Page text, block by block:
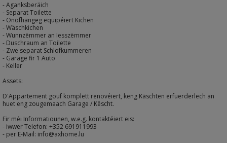
- Aganksberäich
- Separat Toilette
- Onofhängeg equipéiert Kichen
- Wäschkichen
- Wunnzëmmer an Iesszëmmer
- Duschraum an Toilette
- Zwe separat Schlofkummeren
- Garage fir 1 Auto
- Keller
Assets:
D'Appartement gouf komplett renovéiert, keng Käschten erfuerderlech an
huet eng zougemaach Garage / Këscht.
Fir méi Informatiounen, w.e.g. kontaktéiert eis:
- iwwer Telefon: +352 691911993
- per E-Mail: info@axhome.lu